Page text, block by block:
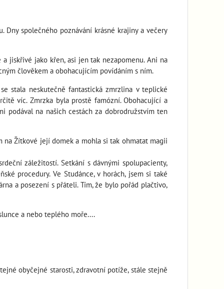
společného poznávání krásné krajiny a večery
jiskřivé jako křen, asi jen tak nezapomenu. Ani na
člověkem a obohacujícím povídáním s ním.
stala neskutečně fantastická zmrzlina v teplické
víc. Zmrzka byla prostě famózní. Obohacující a
na našich cestách za dobrodružstvím ten
na Žítkové její domek a mohla si tak ohmatat magii
záležitostí. Setkání s dávnými spolupacienty,
procedury. Ve Studánce, v horách, jsem si také
a posezení s přáteli. Tím, že bylo pořád plačtivo,
a nebo teplého moře....
obyčejné starosti, zdravotní potíže, stále stejně